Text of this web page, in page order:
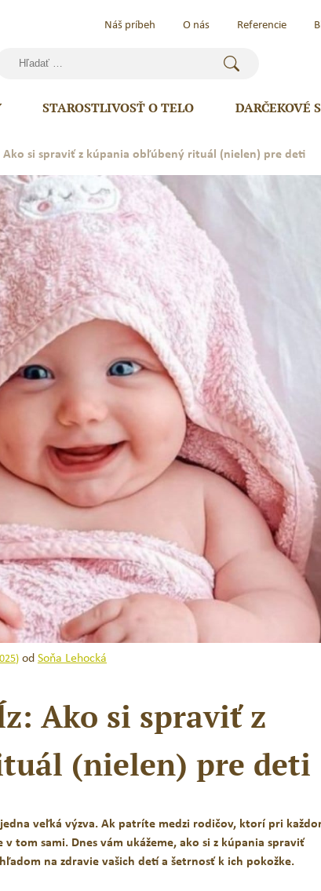
Náš príbeh O nás Referencie
Hľadať:
STAROSTLIVOSŤ O TELO DARČEKOVÉ
Ako si spraviť z kúpania obľúbený rituál (nielen) pre deti
) odSoňa Lehocká
Ako si spraviť z
(nielen) pre deti
veľká výzva. Ak patríte medzi rodičov, ktorí pri
tom sami. Dnes vám ukážeme, ako si z kúpania spraviť
na zdravie vašich detí a šetrnosť k ich pokožke.
€
Original
15,90€
Current
s DPH
Novinka
6,65€ s DPH